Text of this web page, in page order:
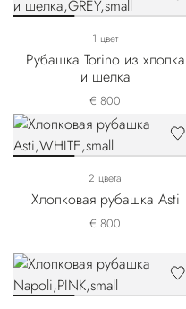
1 цвет
Рубашка Torino из хлопка
и шелка
€ 800
2 цвета
Хлопковая рубашка Asti
€ 800